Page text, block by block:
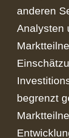
anderen
Analysten
begrenzt